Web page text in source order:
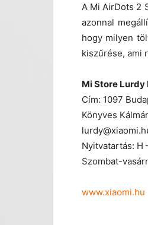
A Mi AirDots 2
azonnal
hogy milyen
kiszűrése, ami
Mi Store Lurdy
Cím: 1097
Könyves
Nyitvatartás: H
Szombat-
www.xiaomi.hu